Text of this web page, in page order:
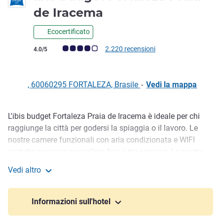
de Iracema
Ecocertificato
Giudizio clienti (Valutazione ALL)
4.0/5 2.220 recensioni
, 60060295 FORTALEZA, Brasile - Vedi la mappa
Descrizione
L'ibis budget Fortaleza Praia de Iracema è ideale per chi
raggiunge la città per godersi la spiaggia o il lavoro. Le
nostre camere funzionali con aria condizionata e WIFI
sano e bilanciato. L'hotel a Fortaleza dispone di un centro
business e di un minimarket aperto 24 ore al giorno con
spuntini, bevande e prodotti da bagno a prezzi convenienti.
Vedi altro
Informazioni sull'hotel